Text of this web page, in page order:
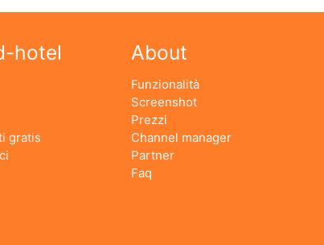
hotel
gratis
About
Funzionalità
Screenshot
Prezzi
Channel manager
Partner
Faq